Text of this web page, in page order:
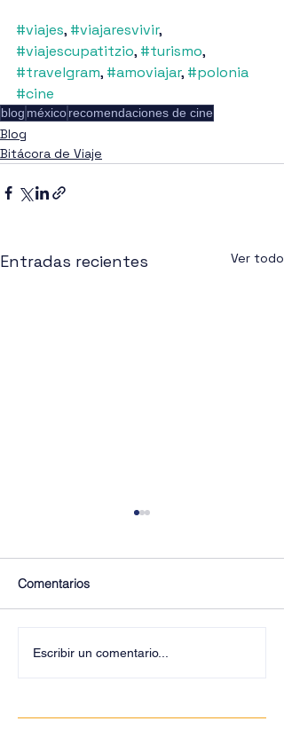
#viajes, #viajaresvivir,
#viajescupatitzio, #turismo,
#travelgram, #amoviajar, #polonia
#cine
blog méxicorecomendaciones de cine
Blog
Bitácora de Viaje
Entradas recientes Ver todo
Comentarios
Escribir un comentario...